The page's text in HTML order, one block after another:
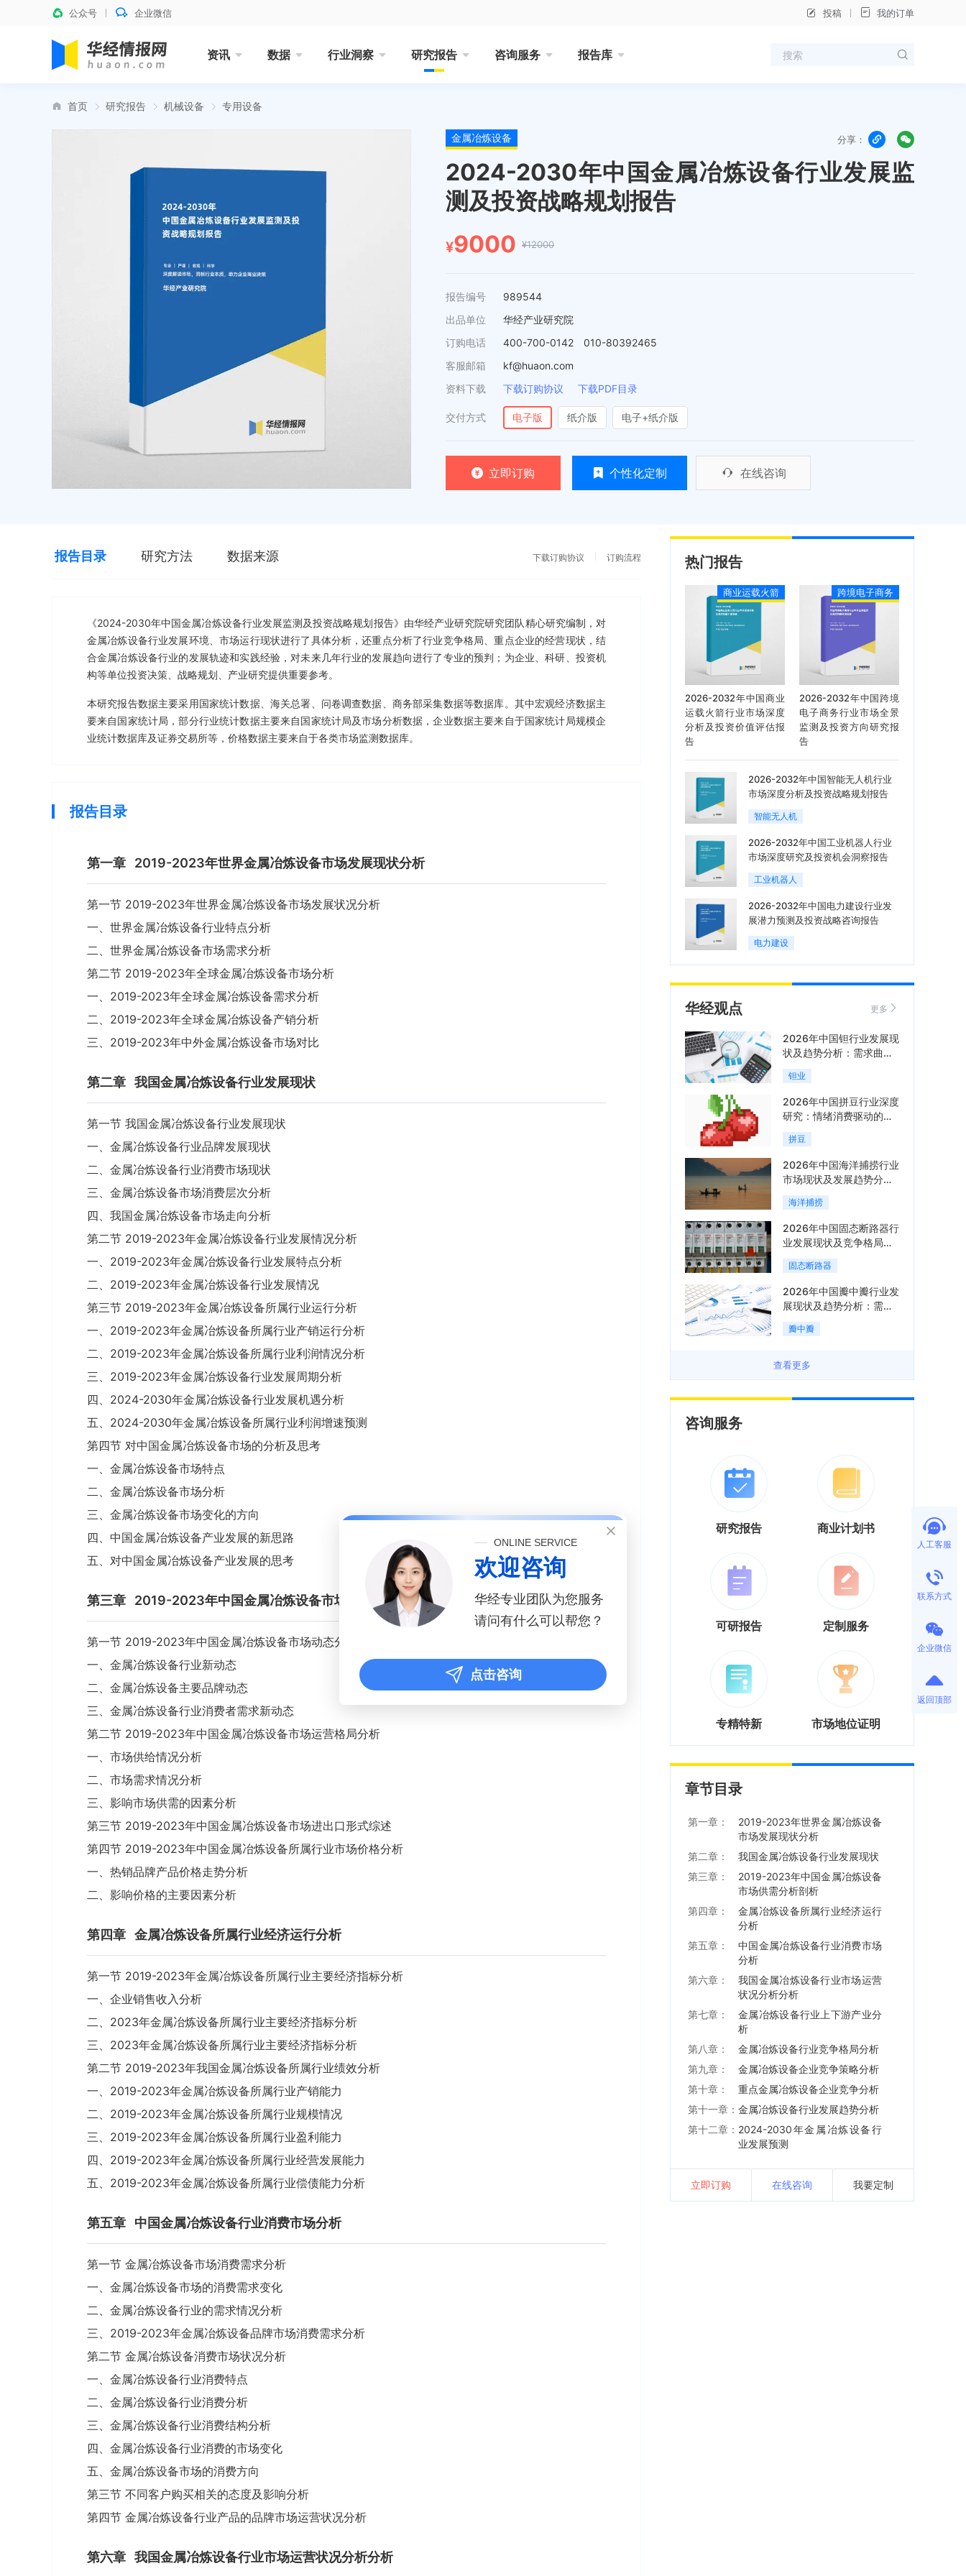
公众号 企业微信 投稿 我的订单
资讯 数据 行业洞察 研究报告 咨询服务 报告库
首页 研究报告 机械设备 专用设备
金属冶炼设备 分享：
2024-2030年中国金属冶炼设备行业发展监
测及投资战略规划报告
¥9000 ¥12000
报告编号
989544
出品单位
华经产业研究院
订购电话
400-700-0142 010-80392465
客服邮箱
kf@huaon.com
资料下载
下载订购协议 下载PDF目录
交付方式 电子版 纸介版 电子+纸介版
立即订购 个性化定制 在线咨询
报告目录 研究方法 数据来源 下载订购协议 订购流程
《2024-2030年中国金属冶炼设备行业发展监测及投资战略规划报告》由华经产业研究院研究团队精心研究编制，对
金属冶炼设备行业发展环境、市场运行现状进行了具体分析，还重点分析了行业竞争格局、重点企业的经营现状，结
合金属冶炼设备行业的发展轨迹和实践经验，对未来几年行业的发展趋向进行了专业的预判；为企业、科研、投资机
构等单位投资决策、战略规划、产业研究提供重要参考。
本研究报告数据主要采用国家统计数据、海关总署、问卷调查数据、商务部采集数据等数据库。其中宏观经济数据主
要来自国家统计局，部分行业统计数据主要来自国家统计局及市场分析数据，企业数据主要来自于国家统计局规模企
业统计数据库及证券交易所等，价格数据主要来自于各类市场监测数据库。
报告目录
第一章 2019-2023年世界金属冶炼设备市场发展现状分析
第一节 2019-2023年世界金属冶炼设备市场发展状况分析
一、世界金属冶炼设备行业特点分析
二、世界金属冶炼设备市场需求分析
第二节 2019-2023年全球金属冶炼设备市场分析
一、2019-2023年全球金属冶炼设备需求分析
二、2019-2023年全球金属冶炼设备产销分析
三、2019-2023年中外金属冶炼设备市场对比
第二章 我国金属冶炼设备行业发展现状
第一节 我国金属冶炼设备行业发展现状
一、金属冶炼设备行业品牌发展现状
二、金属冶炼设备行业消费市场现状
三、金属冶炼设备市场消费层次分析
四、我国金属冶炼设备市场走向分析
第二节 2019-2023年金属冶炼设备行业发展情况分析
一、2019-2023年金属冶炼设备行业发展特点分析
二、2019-2023年金属冶炼设备行业发展情况
第三节 2019-2023年金属冶炼设备所属行业运行分析
一、2019-2023年金属冶炼设备所属行业产销运行分析
二、2019-2023年金属冶炼设备所属行业利润情况分析
三、2019-2023年金属冶炼设备行业发展周期分析
四、2024-2030年金属冶炼设备行业发展机遇分析
五、2024-2030年金属冶炼设备所属行业利润增速预测
第四节 对中国金属冶炼设备市场的分析及思考
一、金属冶炼设备市场特点
二、金属冶炼设备市场分析
三、金属冶炼设备市场变化的方向
四、中国金属冶炼设备产业发展的新思路
五、对中国金属冶炼设备产业发展的思考
第三章 2019-2023年中国金属冶炼设备市场供需分析剖析
第一节 2019-2023年中国金属冶炼设备市场动态分析
一、金属冶炼设备行业新动态
二、金属冶炼设备主要品牌动态
三、金属冶炼设备行业消费者需求新动态
第二节 2019-2023年中国金属冶炼设备市场运营格局分析
一、市场供给情况分析
二、市场需求情况分析
三、影响市场供需的因素分析
第三节 2019-2023年中国金属冶炼设备市场进出口形式综述
第四节 2019-2023年中国金属冶炼设备所属行业市场价格分析
一、热销品牌产品价格走势分析
二、影响价格的主要因素分析
第四章 金属冶炼设备所属行业经济运行分析
第一节 2019-2023年金属冶炼设备所属行业主要经济指标分析
一、企业销售收入分析
二、2023年金属冶炼设备所属行业主要经济指标分析
三、2023年金属冶炼设备所属行业主要经济指标分析
第二节 2019-2023年我国金属冶炼设备所属行业绩效分析
一、2019-2023年金属冶炼设备所属行业产销能力
二、2019-2023年金属冶炼设备所属行业规模情况
三、2019-2023年金属冶炼设备所属行业盈利能力
四、2019-2023年金属冶炼设备所属行业经营发展能力
五、2019-2023年金属冶炼设备所属行业偿债能力分析
第五章 中国金属冶炼设备行业消费市场分析
第一节 金属冶炼设备市场消费需求分析
一、金属冶炼设备市场的消费需求变化
二、金属冶炼设备行业的需求情况分析
三、2019-2023年金属冶炼设备品牌市场消费需求分析
第二节 金属冶炼设备消费市场状况分析
一、金属冶炼设备行业消费特点
二、金属冶炼设备行业消费分析
三、金属冶炼设备行业消费结构分析
四、金属冶炼设备行业消费的市场变化
五、金属冶炼设备市场的消费方向
第三节 不同客户购买相关的态度及影响分析
第四节 金属冶炼设备行业产品的品牌市场运营状况分析
第六章 我国金属冶炼设备行业市场运营状况分析分析
热门报告
商业运载火箭
2026-2032年中国商业
运载火箭行业市场深度
分析及投资价值评估报
告
跨境电子商务
2026-2032年中国跨境
电子商务行业市场全景
监测及投资方向研究报
告
2026-2032年中国智能无人机行业
市场深度分析及投资战略规划报告
智能无人机
2026-2032年中国工业机器人行业
市场深度研究及投资机会洞察报告
工业机器人
2026-2032年中国电力建设行业发
展潜力预测及投资战略咨询报告
电力建设
华经观点 更多
2026年中国钽行业发展现
状及趋势分析：需求曲线
陡峭与供给曲线平缓的博
弈加剧「图」
钽业
2026年中国拼豆行业深度
研究：情绪消费驱动的新
兴手工赛道「图」
拼豆
2026年中国海洋捕捞行业
市场现状及发展趋势分
析：科技赋能与智能化转
型加速「图」
海洋捕捞
2026年中国固态断路器行
业发展现状及竞争格局分
析：国际巨头领跑技术，
国内企业加速追赶「图」
固态断路器
2026年中国瓣中瓣行业发
展现状及趋势分析：需求
可持续释放，市场发展前
景良好「图」
瓣中瓣
查看更多
咨询服务
研究报告 商业计划书
可研报告 定制服务
专精特新 市场地位证明
章节目录
第一章：
2019-2023年世界金属冶炼设备
市场发展现状分析
第二章：
我国金属冶炼设备行业发展现状
第三章：
2019-2023年中国金属冶炼设备
市场供需分析剖析
第四章：
金属冶炼设备所属行业经济运行
分析
第五章：
中国金属冶炼设备行业消费市场
分析
第六章：
我国金属冶炼设备行业市场运营
状况分析分析
第七章：
金属冶炼设备行业上下游产业分
析
第八章：
金属冶炼设备行业竞争格局分析
第九章：
金属冶炼设备企业竞争策略分析
第十章：
重点金属冶炼设备企业竞争分析
第十一章： 金属冶炼设备行业发展趋势分析
第十二章： 2024-2030年金属冶炼设备行
业发展预测
立即订购 在线咨询 我要定制
人工客服
联系方式
企业微信
返回顶部
ONLINE SERVICE
欢迎咨询
华经专业团队为您服务
请问有什么可以帮您？
点击咨询